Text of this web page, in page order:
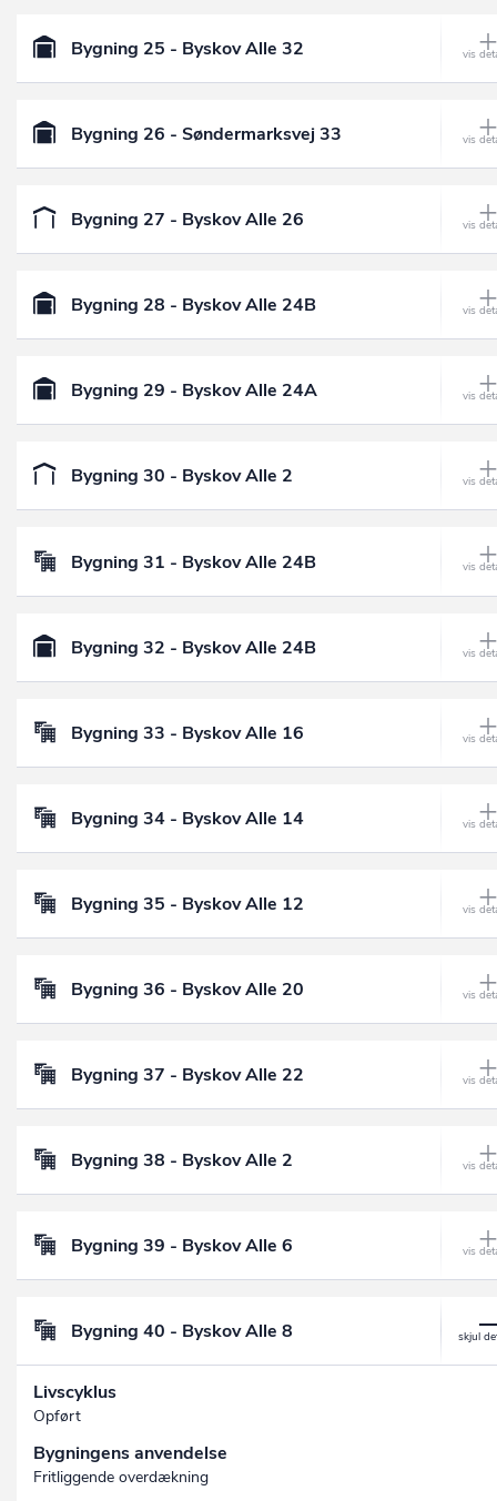
Bygning 25 - Byskov Alle 32
Bygning 26 - Søndermarksvej 33
Bygning 27 - Byskov Alle 26
Bygning 28 - Byskov Alle 24B
Bygning 29 - Byskov Alle 24A
Bygning 30 - Byskov Alle 2
Bygning 31 - Byskov Alle 24B
Bygning 32 - Byskov Alle 24B
Bygning 33 - Byskov Alle 16
Bygning 34 - Byskov Alle 14
Bygning 35 - Byskov Alle 12
Bygning 36 - Byskov Alle 20
Bygning 37 - Byskov Alle 22
Bygning 38 - Byskov Alle 2
Bygning 39 - Byskov Alle 6
Bygning 40 - Byskov Alle 8
Livscyklus
Opført
Bygningens anvendelse
Fritliggende overdækning